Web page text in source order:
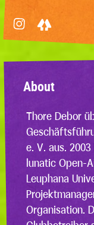
About
Thore Debor
e. V. aus.
lunatic Open-
Leuphana
Organisation.